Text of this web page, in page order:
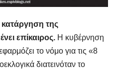
της
επίκαιρος. Η κυβέρνηση
το νόμο για τις «8
διατεινόταν το